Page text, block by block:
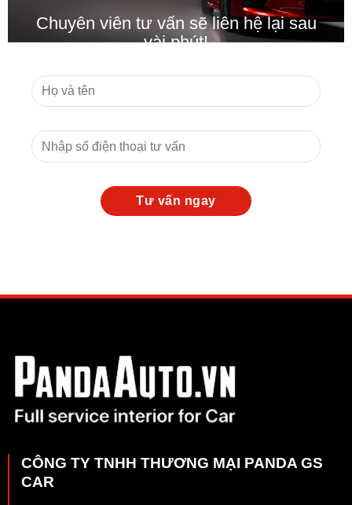
Chuyên viên tư vấn sẽ liên hệ lại sau
vài phút!
CÔNG TY TNHH THƯƠNG MẠI PANDA GS
CAR